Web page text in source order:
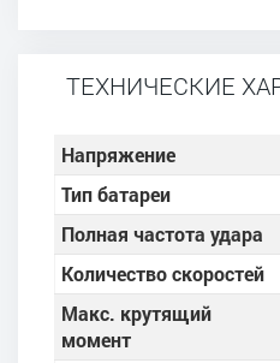
ТЕХНИЧЕСКИЕ
Напряжение
Тип батареи
Полная частота удара
Количество скоростей
Макс. крутящий
момент